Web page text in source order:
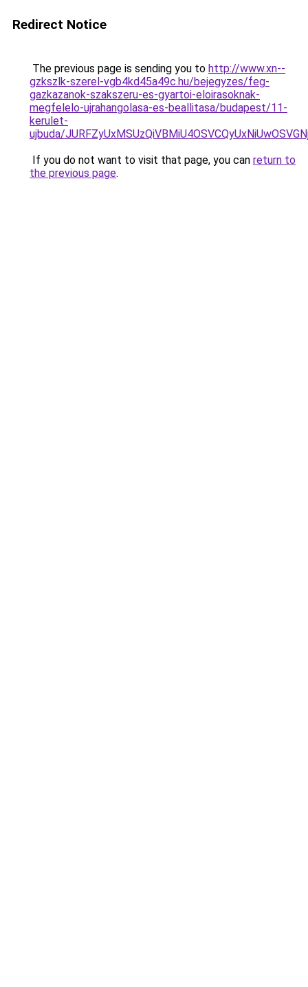
Redirect Notice
The previous page is sending you to http://www.xn--
gzkszlk-szerel-vgb4kd45a49c.hu/bejegyzes/feg-
gazkazanok-szakszeru-es-gyartoi-eloirasoknak-
megfelelo-ujrahangolasa-es-beallitasa/budapest/11-
kerulet-
ujbuda/
If you do not want to visit that page, you can return to
the previous page.